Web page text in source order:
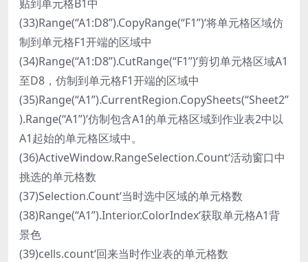
贴到单元格B1中
(33)Range(“A1:D8”).CopyRange(“F1”)‘将单元格区域仿
制到单元格F1开端的区域中
(34)Range(“A1:D8”).CutRange(“F1”)‘剪切单元格区域A1
至D8，仿制到单元格F1开端的区域中
(35)Range(“A1”).CurrentRegion.CopySheets(“Sheet2”
).Range(“A1”)‘仿制包含A1的单元格区域到作业表2中以
A1起始的单元格区域中。
(36)ActiveWindow.RangeSelection.Count‘活动窗口中
挑选的单元格数
(37)Selection.Count‘当时选中区域的单元格数
(38)Range(“A1”).Interior.ColorIndex‘获取单元格A1背
景色
(39)cells.count‘回来当时作业表的单元格数